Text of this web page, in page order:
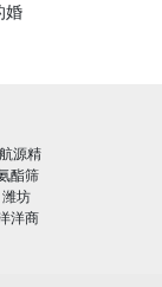
婚
源精
酯筛
潍坊
洋商